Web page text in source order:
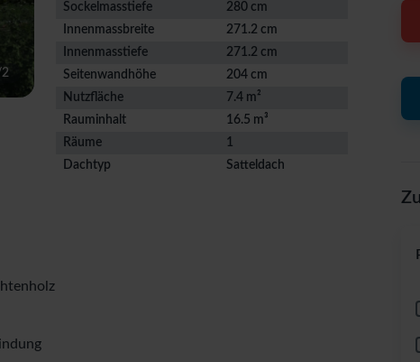
2
Sockelmasstiefe
280 cm
Innenmassbreite
271.2 cm
Innenmasstiefe
271.2 cm
Seitenwandhöhe
204 cm
Nutzfläche
7.4 m²
Rauminhalt
16.5 m³
Räume
1
Dachtyp
Satteldach